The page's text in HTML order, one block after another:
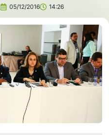
05/12/2016 14:26